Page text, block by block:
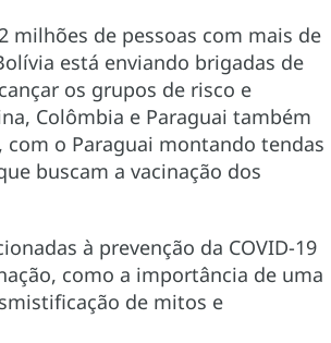
milhões de pessoas com mais de
está enviando brigadas de
os grupos de risco e
Colômbia e Paraguai também
o Paraguai montando tendas
buscam a vacinação dos
à prevenção da COVID-19
como a importância de uma
de mitos e